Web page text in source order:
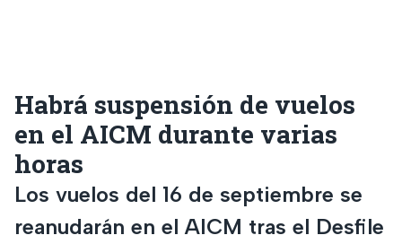
Habrá suspensión de vuelos
en el AICM durante varias
horas
Los vuelos del 16 de septiembre se
reanudarán en el AICM tras el Desfile